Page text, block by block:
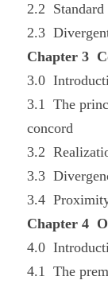
2.2
2.3
Chapter 3
3.0
3.1 The
concord
3.2
3.3
3.4
Chapter 4
4.0
4.1 The